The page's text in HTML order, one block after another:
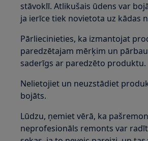
stāvoklī. Atlikušais ūdens var
ja ierīce tiek novietota uz kādas
Pārliecinieties, ka izmantojat
paredzētajam mērķim un
saderīgs ar paredzēto produktu.
Nelietojiet un neuzstādiet
bojāts.
Lūdzu, ņemiet vērā, ka
neprofesionāls remonts var